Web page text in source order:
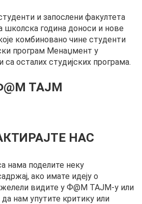
и запослени факултета
школска година доноси и нове
комбиновано чине студенти
програм Менаџмент у
осталих студијских програма.
ТАЈМ
НАС
нама поделите неку
ако имате идеју о
желели видите у Ф@М ТАЈМ-у или
нам упутите критику или